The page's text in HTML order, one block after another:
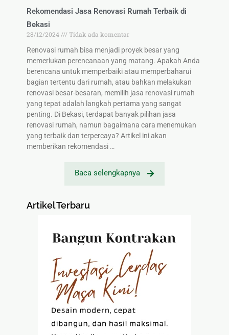
Rekomendasi Jasa Renovasi Rumah Terbaik di
Bekasi
28/12/2024
Tidak ada komentar
Renovasi rumah bisa menjadi proyek besar yang
memerlukan perencanaan yang matang. Apakah Anda
berencana untuk memperbaiki atau memperbaharui
bagian tertentu dari rumah, atau bahkan melakukan
renovasi besar-besaran, memilih jasa renovasi rumah
yang tepat adalah langkah pertama yang sangat
penting. Di Bekasi, terdapat banyak pilihan jasa
renovasi rumah, namun bagaimana cara menemukan
yang terbaik dan terpercaya? Artikel ini akan
memberikan rekomendasi …
Baca selengkapnya
Artikel Terbaru